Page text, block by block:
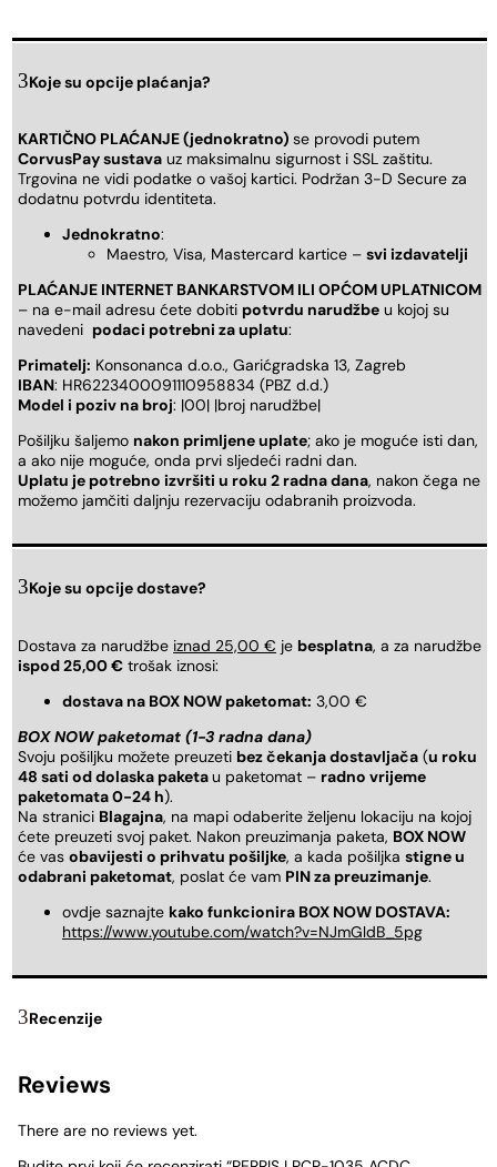
Koje su opcije plaćanja?
KARTIČNO PLAĆANJE (jednokratno) se provodi putem
CorvusPay sustava uz maksimalnu sigurnost i SSL zaštitu.
Trgovina ne vidi podatke o vašoj kartici. Podržan 3-D Secure za
dodatnu potvrdu identiteta.
Jednokratno:
Maestro, Visa, Mastercard kartice – svi izdavatelji
PLAĆANJE INTERNET BANKARSTVOM ILI OPĆOM UPLATNICOM
– na e-mail adresu ćete dobiti potvrdu narudžbe u kojoj su
navedeni podaci potrebni za uplatu:
Primatelj: Konsonanca d.o.o., Garićgradska 13, Zagreb
IBAN: HR6223400091110958834 (PBZ d.d.)
Model i poziv na broj: |00| |broj narudžbe|
Pošiljku šaljemo nakon primljene uplate; ako je moguće isti dan,
a ako nije moguće, onda prvi sljedeći radni dan.
Uplatu je potrebno izvršiti u roku 2 radna dana, nakon čega ne
možemo jamčiti daljnju rezervaciju odabranih proizvoda.
Koje su opcije dostave?
Dostava za narudžbe iznad 25,00 € je besplatna, a za narudžbe
ispod 25,00 € trošak iznosi:
dostava na BOX NOW paketomat: 3,00 €
BOX NOW paketomat (1-3 radna dana)
Svoju pošiljku možete preuzeti bez čekanja dostavljača (u roku
48 sati od dolaska paketau paketomat – radno vrijeme
paketomata 0-24 h).
Na stranici Blagajna, na mapi odaberite željenu lokaciju na kojoj
ćete preuzeti svoj paket. Nakon preuzimanja paketa, BOX NOW
će vas obavijesti o prihvatu pošiljke, a kada pošiljka stigne u
odabrani paketomat, poslat će vam PIN za preuzimanje.
ovdje saznajte kako funkcionira BOX NOW DOSTAVA:
https://www.youtube.com/watch?v=NJmGldB_5pg
Recenzije
Reviews
There are no reviews yet.